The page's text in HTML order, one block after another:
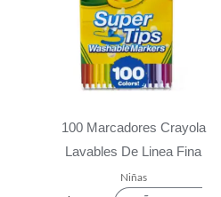
100 Marcadores Crayola
Lavables De Linea Fina
Niñas